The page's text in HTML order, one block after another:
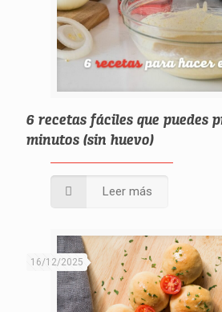
6 recetas fáciles que puedes
minutos (sin huevo)
Leer más
16/12/2025